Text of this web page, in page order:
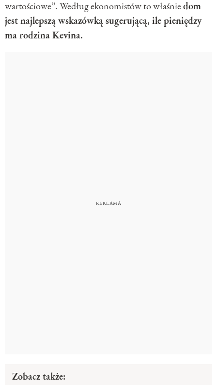
wartościowe”. Według ekonomistów to właśniedom
jest najlepszą wskazówką sugerującą, ile pieniędzy
ma rodzina Kevina.
Zobacz także: